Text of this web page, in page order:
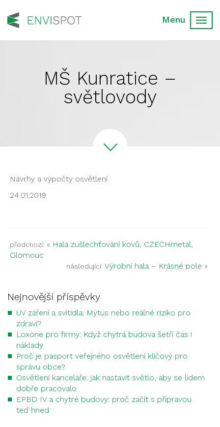
MŠ Kunratice –
světlovody
Návrhy a výpočty osvětlení
24.01.2019
předchozí: « Hala zušlechťování kovů, CZECHmetal,
Olomouc
následující: Výrobní hala – Krásné pole »
Nejnovější příspěvky
UV záření a svítidla: Mýtus nebo reálné riziko pro
zdraví?
Loxone pro firmy: Když chytrá budova šetří čas i
náklady
Proč je pasport veřejného osvětlení klíčový pro
správu obce?
Osvětlení kanceláře: jak nastavit světlo, aby se lidem
dobře pracovalo
EPBD IV a chytré budovy: proč začít s přípravou
teď hned